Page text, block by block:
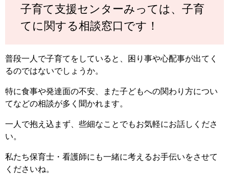
子育て支援センターみっては、子育
てに関する相談窓口です！
普段一人で子育てをしていると、困り事や心配事が出てく
るのではないでしょうか。
特に食事や発達面の不安、また子どもへの関わり方につい
てなどの相談が多く聞かれます。
一人で抱え込まず、些細なことでもお気軽にお話しくださ
い。
私たち保育士・看護師にも一緒に考えるお手伝いをさせて
くださいね。